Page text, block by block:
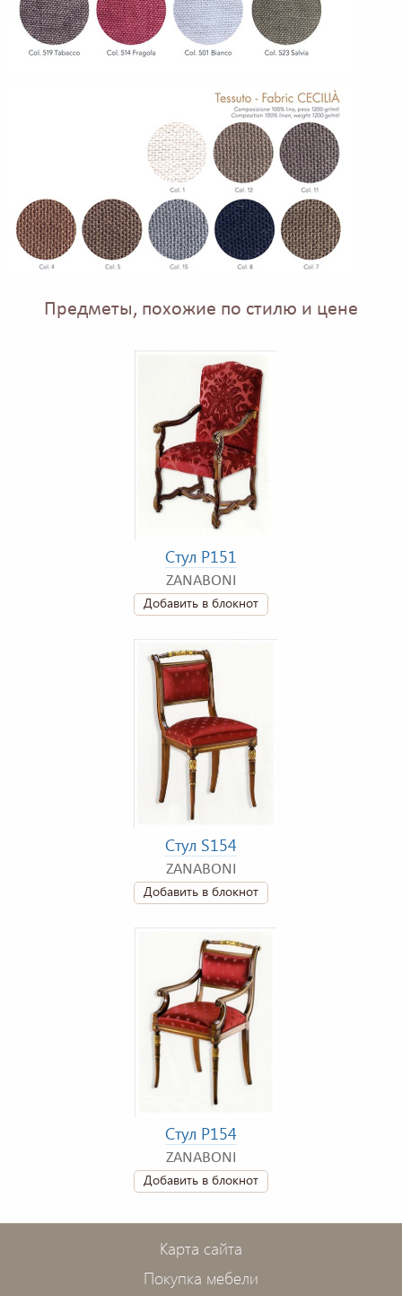
Предметы, похожие по стилю и цене
Стул P151
ZANABONI
Добавить в блокнот
Стул S154
ZANABONI
Добавить в блокнот
Стул P154
ZANABONI
Добавить в блокнот
Карта сайта
Покупка мебели